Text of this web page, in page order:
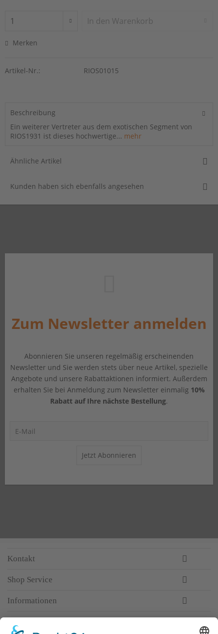
In den Warenkorb
Merken
Artikel-Nr.: RIOS01015
Beschreibung
Ein weiterer Vertreter aus dem exotischen Segment von
RIOS1931 ist dieses hochwertige... mehr
Ähnliche Artikel
Kunden haben sich ebenfalls angesehen
Zum Newsletter anmelden
Abonnieren Sie unseren regelmäßig erscheinenden
Newsletter und Sie werden stets über neue Artikel, spezielle
Angebote und unsere Rabattaktionen informiert. Außerdem
erhalten Sie bei Anmeldung zum Newsletter einmalig 10%
Rabatt auf Ihre nächste Bestellung.
Jetzt Abonnieren
Kontakt
Shop Service
Informationen